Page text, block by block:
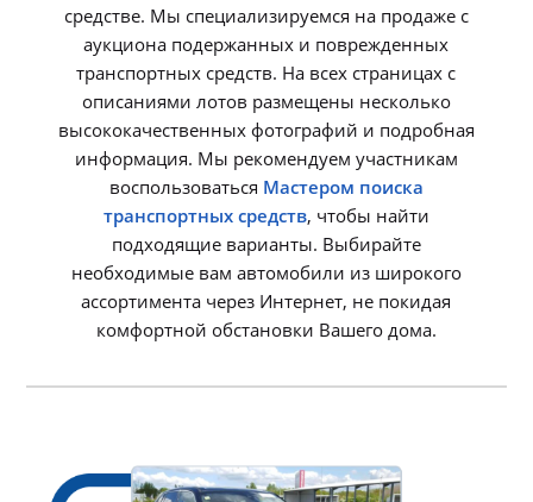
средстве. Мы специализируемся на продаже с
аукциона подержанных и поврежденных
транспортных средств. На всех страницах с
описаниями лотов размещены несколько
высококачественных фотографий и подробная
информация. Мы рекомендуем участникам
воспользоваться Мастером поиска
транспортных средств, чтобы найти
подходящие варианты. Выбирайте
необходимые вам автомобили из широкого
ассортимента через Интернет, не покидая
комфортной обстановки Вашего дома.